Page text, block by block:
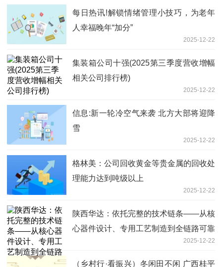
每日热讯!解锁情绪管理小技巧，为老年
人幸福晚年“加分”
2025-12-22
集装箱公司十强(2025第三季度营收增幅
相关公司排行榜)
2025-12-22
信息:新一轮冷空气来袭 北方大部将迎降
雪
2025-12-22
格林美：公司回收黄金等贵金属的回收处
理能力达到吨级以上
2025-12-22
陕西华达：依托完整的技术链条——从核
心器件设计、专用工艺制造到全链路可靠
性验证——公司具备为航天器提供全生命
周期高可靠信号互连解决方案的能力|快
2025-12-22
（乡村行·看振兴）冬闲田不闲 广西桂平